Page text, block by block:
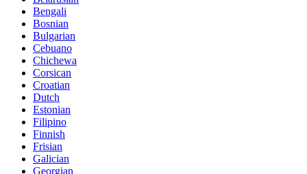
Bengali
Bosnian
Bulgarian
Cebuano
Chichewa
Corsican
Croatian
Dutch
Estonian
Filipino
Finnish
Frisian
Galician
Georgian